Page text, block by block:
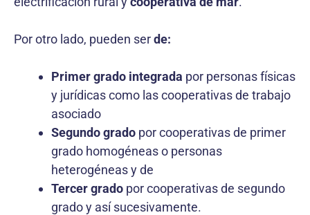
Por otro lado, pueden serde:
Primer grado integrada por personas físicas
y jurídicas como las cooperativas de trabajo
asociado
Segundo grado por cooperativas de primer
grado homogéneas o personas
heterogéneas y de
Tercer grado por cooperativas de segundo
grado y así sucesivamente.